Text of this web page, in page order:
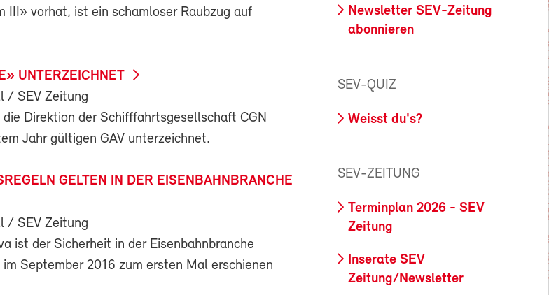
III» vorhat, ist ein schamloser Raubzug auf
UNTERZEICHNET
/ SEV Zeitung
Direktion der Schifffahrtsgesellschaft CGN
Jahr gültigen GAV unterzeichnet.
GELTEN IN DER EISENBAHNBRANCHE
/ SEV Zeitung
ist der Sicherheit in der Eisenbahnbranche
September 2016 zum ersten Mal erschienen
Newsletter SEV-Zeitung
abonnieren
SEV-QUIZ
Weisst du's?
SEV-ZEITUNG
Terminplan 2026 - SEV
Zeitung
Inserate SEV
Zeitung/Newsletter